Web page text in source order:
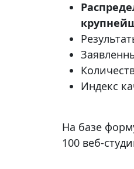
Индекс
На базе
100 веб-